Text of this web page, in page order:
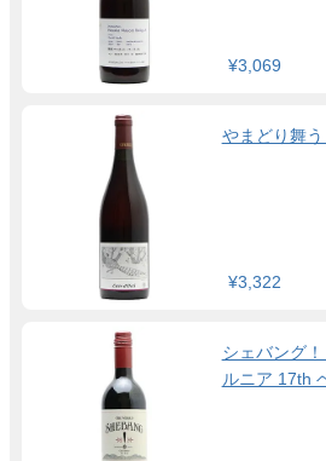
¥3,069
やまどり舞
¥3,322
シェバング
ルニア 17th